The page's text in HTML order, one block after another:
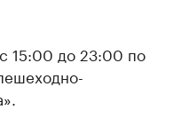
15:00 до 23:00 по